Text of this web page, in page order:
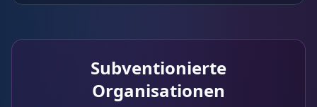
Subventionierte
Organisationen